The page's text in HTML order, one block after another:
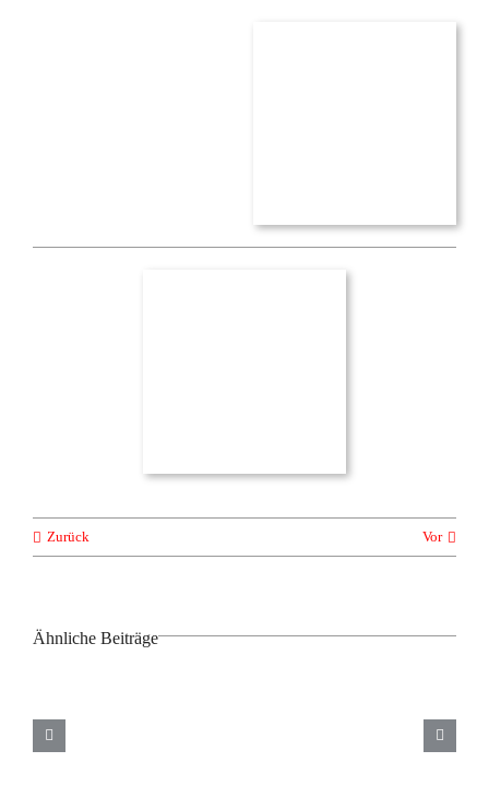
Zurück Vor
Ähnliche Beiträge
Landesmeisterschaft
Hoopers-
Turnier